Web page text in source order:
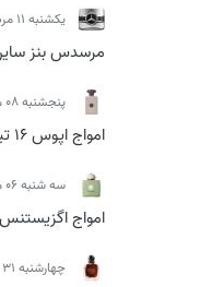
يكشنبه 11 مرداد 1405
مرسدس بنز
پنجشنبه 08 مرداد 1405
امواج اپوس 16 تیمبر
سه شنبه 06 مرداد 1405
امواج اگزیستنس
چهارشنبه 31 تیر 1405